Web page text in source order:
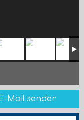
E-Mail senden